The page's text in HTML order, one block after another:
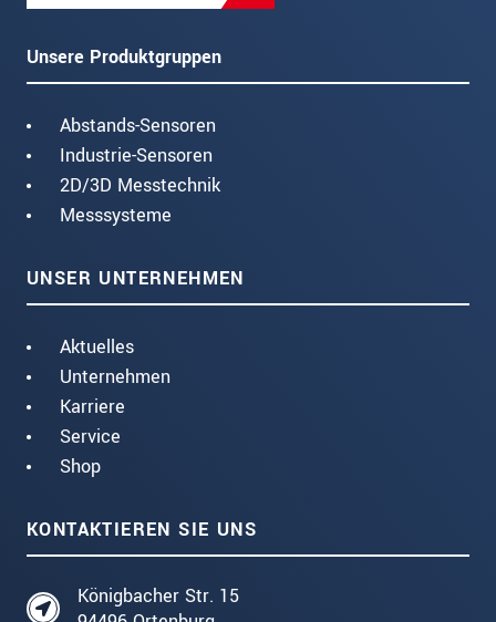
Unsere Produktgruppen
Abstands-Sensoren
Industrie-Sensoren
2D/3D Messtechnik
Messsysteme
UNSER UNTERNEHMEN
Aktuelles
Unternehmen
Karriere
Service
Shop
KONTAKTIEREN SIE UNS
Königbacher Str. 15